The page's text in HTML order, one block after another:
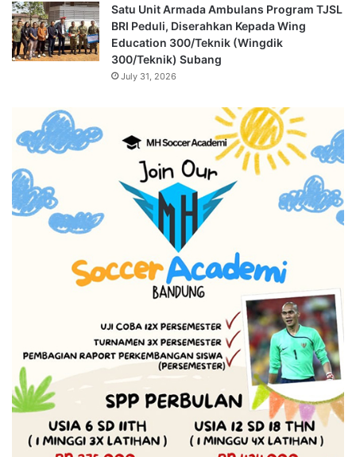
Satu Unit Armada Ambulans Program TJSL
BRI Peduli, Diserahkan Kepada Wing
Education 300/Teknik (Wingdik
300/Teknik) Subang
July 31, 2026